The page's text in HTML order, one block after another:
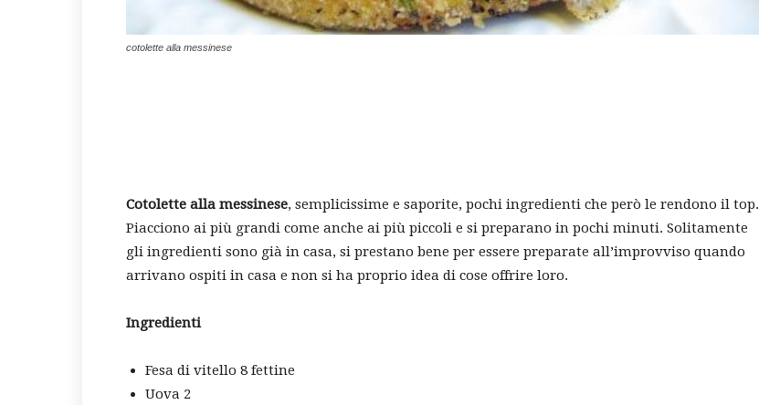
ON
cotolette alla messinese
Cotolette alla messinese, semplicissime e saporite, pochi ingredienti che però le rendono il top.
Piacciono ai più grandi come anche ai più piccoli e si preparano in pochi minuti. Solitamente
gli ingredienti sono già in casa, si prestano bene per essere preparate all’improvviso quando
arrivano ospiti in casa e non si ha proprio idea di cose offrire loro.
Ingredienti
Fesa di vitello 8 fettine
Uova 2